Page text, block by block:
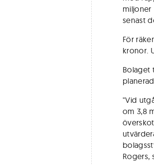
miljoner
senast
För
kronor.
Bolaget
"Vid
om 3,8
Rogers,